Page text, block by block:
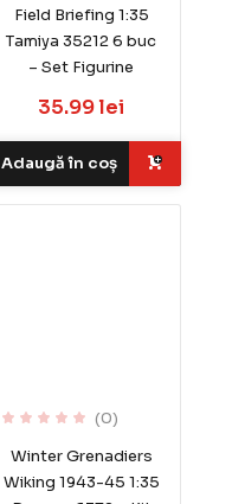
Field Briefing 1:35
Tamiya 35212 6 buc
– Set Figurine
35.99 lei
Adaugă în coș
(0)
Winter Grenadiers
Wiking 1943-45 1:35